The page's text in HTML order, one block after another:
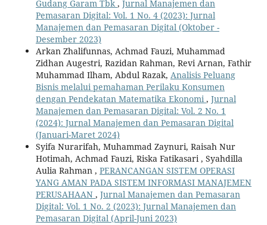
Gudang Garam Tbk , Jurnal Manajemen dan
Pemasaran Digital: Vol. 1 No. 4 (2023): Jurnal
Manajemen dan Pemasaran Digital (Oktober -
Desember 2023)
Arkan Zhalifunnas, Achmad Fauzi, Muhammad
Zidhan Augestri, Razidan Rahman, Revi Arnan, Fathir
Muhammad Ilham, Abdul Razak, Analisis Peluang
Bisnis melalui pemahaman Perilaku Konsumen
dengan Pendekatan Matematika Ekonomi, Jurnal
Manajemen dan Pemasaran Digital: Vol. 2 No. 1
(2024): Jurnal Manajemen dan Pemasaran Digital
(Januari-Maret 2024)
Syifa Nurarifah, Muhammad Zaynuri, Raisah Nur
Hotimah, Achmad Fauzi, Riska Fatikasari , Syahdilla
Aulia Rahman , PERANCANGAN SISTEM OPERASI
YANG AMAN PADA SISTEM INFORMASI MANAJEMEN
PERUSAHAAN , Jurnal Manajemen dan Pemasaran
Digital: Vol. 1 No. 2 (2023): Jurnal Manajemen dan
Pemasaran Digital (April-Juni 2023)